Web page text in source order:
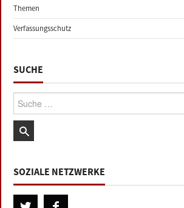
Themen
Verfassungsschutz
SUCHE
Suche:
SOZIALE NETZWERKE